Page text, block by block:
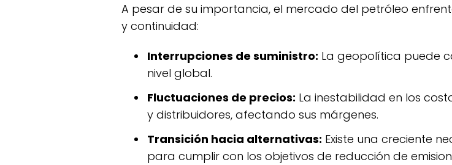
A pesar de su importancia, el mercado del petróleo enfrenta múltiples retos que afectan su estabilidad
y continuidad:
Interrupciones de suministro: La geopolítica puede
nivel global.
Fluctuaciones de precios: La inestabilidad en los
y distribuidores, afectando sus márgenes.
Transición hacia alternativas: Existe una creciente
para cumplir con los objetivos de reducción de